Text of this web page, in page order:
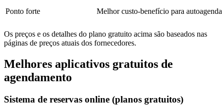
Ponto forte Melhor custo-benefício para
Os preços e os detalhes do plano gratuito acima são baseados nas
páginas de preços atuais dos fornecedores.
Melhores aplicativos gratuitos de
agendamento
Sistema de reservas online (planos gratuitos)